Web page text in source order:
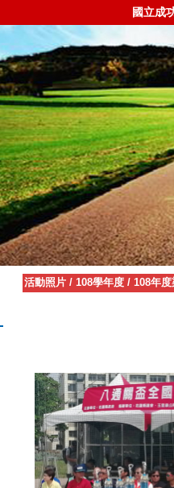
國立成
活動照片 / 108學年度 / 108年